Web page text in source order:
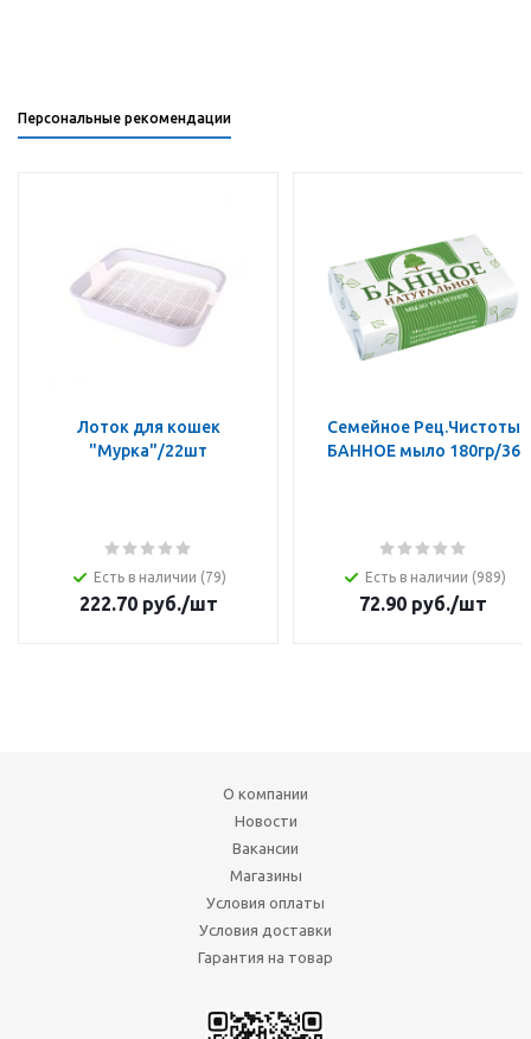
Персональные рекомендации
Лоток для кошек
"Мурка"/22шт
Есть в наличии (79)
222.70руб./шт
Семейное Рец.Чистоты
БАННОЕ мыло 180гр/36
Есть в наличии (989)
72.90 руб./шт
О компании
Новости
Вакансии
Магазины
Условия оплаты
Условия доставки
Гарантия на товар